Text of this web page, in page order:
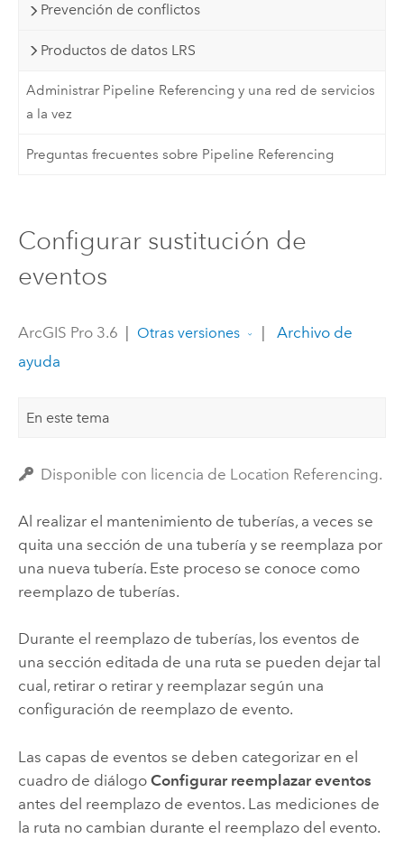
Prevención de conflictos
Productos de datos LRS
Administrar Pipeline Referencing y una red de servicios
a la vez
Preguntas frecuentes sobre Pipeline Referencing
Configurar sustitución de
eventos
ArcGIS Pro 3.6 Otras versiones
Archivo de
ayuda
En este tema
Disponible con licencia de Location Referencing.
Al realizar el mantenimiento de tuberías, a veces se
quita una sección de una tubería y se reemplaza por
una nueva tubería. Este proceso se conoce como
reemplazo de tuberías.
Durante el reemplazo de tuberías, los eventos de
una sección editada de una ruta se pueden dejar tal
cual, retirar o retirar y reemplazar según una
configuración de reemplazo de evento.
Las capas de eventos se deben categorizar en el
cuadro de diálogo Configurar reemplazar eventos
antes del reemplazo de eventos. Las mediciones de
la ruta no cambian durante el reemplazo del evento.